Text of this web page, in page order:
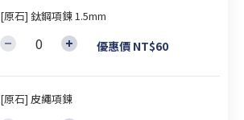
[原石] 鈦鋼項鍊 1.5mm
優惠價 NT$60
[原石] 皮繩項鍊